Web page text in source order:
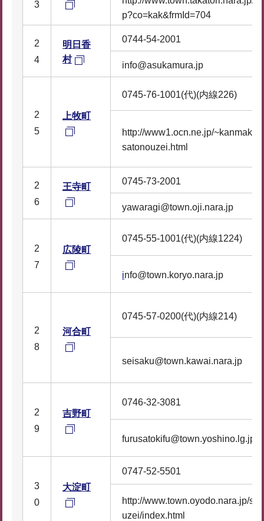
3
p?co=kak&frmId=704
2
4
明日香
村
0744-54-2001
info@asukamura.jp
2
5
上牧町
0745-76-1001(代)(内線226)
http://www1.ocn.ne.jp/~kanmaki/
satonouzei.html
2
6
王寺町
0745-73-2001
yawaragi@town.oji.nara.jp
2
7
広陵町
0745-55-1001(代)(内線1224)
info@town.koryo.nara.jp
2
8
河合町
0745-57-0200(代)(内線214)
seisaku@town.kawai.nara.jp
2
9
吉野町
0746-32-3081
furusatokifu@town.yoshino.lg.jp
3
0
大淀町
0747-52-5501
http://www.town.oyodo.nara.jp/
uzei/index.html